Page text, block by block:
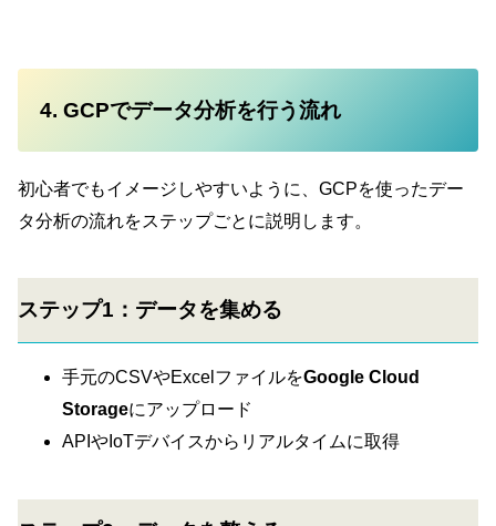
4. GCPでデータ分析を行う流れ
初心者でもイメージしやすいように、GCPを使ったデー
タ分析の流れをステップごとに説明します。
ステップ1：データを集める
手元のCSVやExcelファイルをGoogle Cloud
Storageにアップロード
APIやIoTデバイスからリアルタイムに取得